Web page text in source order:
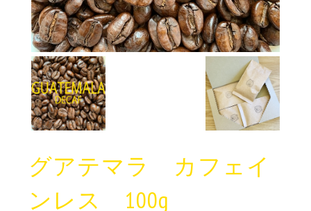
グアテマラ カフェイ
ンレス 100g